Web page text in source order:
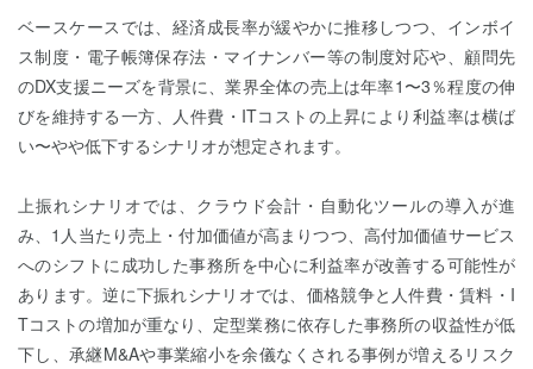
ベースケースでは、経済成長率が緩やかに推移しつつ、インボイ
ス制度・電子帳簿保存法・マイナンバー等の制度対応や、顧問先
のDX支援ニーズを背景に、業界全体の売上は年率1〜3％程度の伸
びを維持する一方、人件費・ITコストの上昇により利益率は横ば
い〜やや低下するシナリオが想定されます。
上振れシナリオでは、クラウド会計・自動化ツールの導入が進
み、1人当たり売上・付加価値が高まりつつ、高付加価値サービス
へのシフトに成功した事務所を中心に利益率が改善する可能性が
あります。逆に下振れシナリオでは、価格競争と人件費・賃料・I
Tコストの増加が重なり、定型業務に依存した事務所の収益性が低
下し、承継M&Aや事業縮小を余儀なくされる事例が増えるリスク